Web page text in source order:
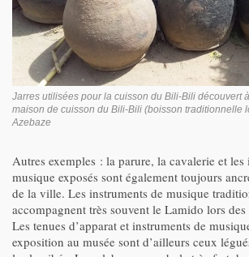
Jarres utilisées pour la cuisson du Bili-Bili découvert
maison de cuisson du Bili-Bili (boisson traditionnelle
Azebaze
Autres exemples : la parure, la cavalerie et les
musique exposés sont également toujours
de la ville. Les instruments de musique
accompagnent très souvent le Lamido lors
Les tenues d’apparat et instruments de
exposition au musée sont d’ailleurs ceux